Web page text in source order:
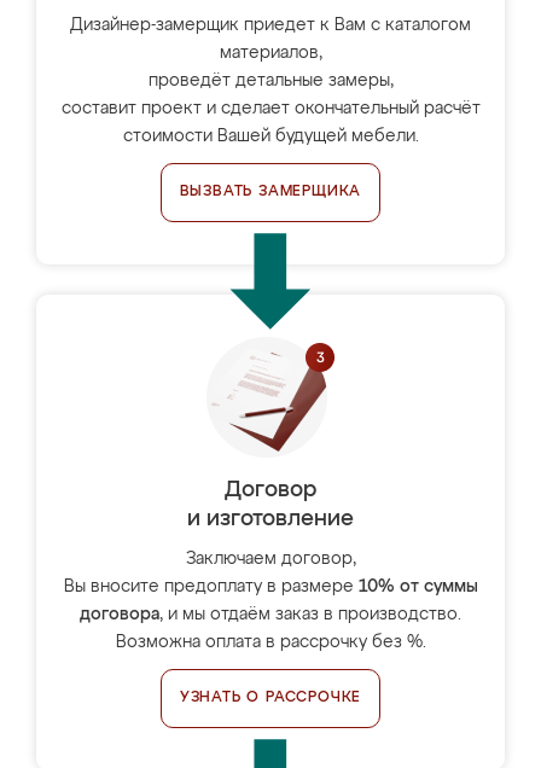
Дизайнер-замерщик приедет к Вам с каталогом
материалов,
проведёт детальные замеры,
составит проект и сделает окончательный расчёт
стоимости Вашей будущей мебели.
ВЫЗВАТЬ ЗАМЕРЩИКА
Договор
и изготовление
Заключаем договор,
Вы вносите предоплату в размере 10% от суммы
договора, и мы отдаём заказ в производство.
Возможна оплата в рассрочку без %.
УЗНАТЬ О РАССРОЧКЕ